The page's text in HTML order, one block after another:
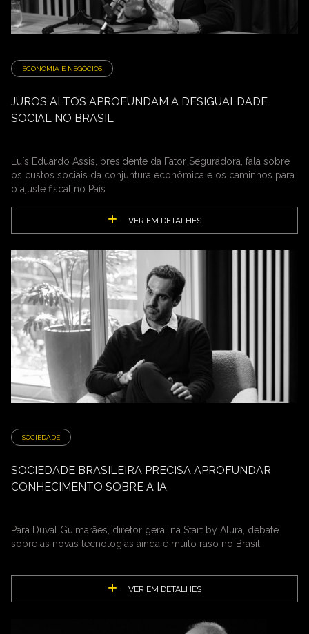
ECONOMIA E NEGÓCIOS
JUROS ALTOS APROFUNDAM A DESIGUALDADE
SOCIAL NO BRASIL
Luís Eduardo Assis, presidente da Fator Seguradora, fala sobre
os custos sociais da conjuntura econômica e os caminhos para
o ajuste fiscal no País
VER EM DETALHES
SOCIEDADE
SOCIEDADE BRASILEIRA PRECISA APROFUNDAR
CONHECIMENTO SOBRE A IA
Para Duval Guimarães, diretor geral na Start by Alura, debate
sobre as novas tecnologias ainda é muito raso no Brasil
VER EM DETALHES